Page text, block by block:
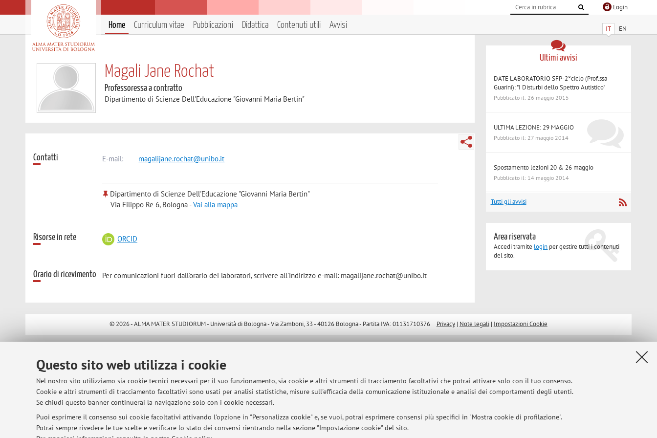
Questo sito web utilizza i cookie
Nel nostro sito utilizziamo sia cookie tecnici necessari per il suo funzionamento, sia cookie e altri strumenti di tracciamento facoltativi che potrai attivare solo con il tuo consenso.
Cookie e altri strumenti di tracciamento facoltativi sono usati per analisi statistiche, misure sull'efficacia della comunicazione istituzionale e analisi dei comportamenti degli utenti.
Se chiudi questo banner continuerai la navigazione solo con i cookie necessari.
Puoi esprimere il consenso sui cookie facoltativi attivando l'opzione in "Personalizza cookie" e, se vuoi, potrai esprimere consensi più specifici in "Mostra cookie di profilazione".
Potrai sempre rivedere le tue scelte e verificare lo stato dei consensi rientrando nella sezione "Impostazione cookie" del sito.
Login
IT EN
Home Curriculum vitae Pubblicazioni Didattica Contenuti utili Avvisi
Magali Jane Rochat
Professoressa a contratto
Dipartimento di Scienze Dell'Educazione "Giovanni Maria Bertin"
Contatti E-mail: magalijane.rochat@unibo.it
Dipartimento di Scienze Dell'Educazione "Giovanni Maria Bertin"
Via Filippo Re 6, Bologna -Vai alla mappa
Risorse in rete ORCID
Orario di ricevimento Per comunicazioni fuori dall'orario dei laboratori, scrivere all’indirizzo e-mail: magalijane.rochat@unibo.it
Ultimi avvisi
DATE LABORATORIO SFP-2°ciclo (Prof.ssa
Guarini): "I Disturbi dello Spettro Autistico"
Pubblicato il: 26 maggio 2015
ULTIMA LEZIONE: 29 MAGGIO
Pubblicato il: 27 maggio 2014
Spostamento lezioni 20 & 26 maggio
Pubblicato il: 14 maggio 2014
Tutti gli avvisi
Area riservata
Accedi tramite login per gestire tutti i contenuti
del sito.
© 2026 - ALMA MATER STUDIORUM - Università di Bologna - Via Zamboni, 33 - 40126 Bologna - Partita IVA: 01131710376 Privacy| Note legali| Impostazioni Cookie